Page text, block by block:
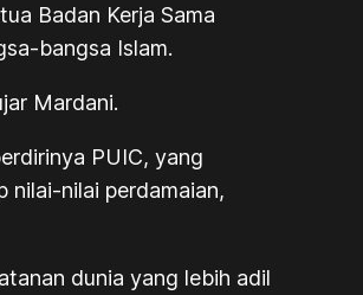
Badan Kerja Sama
bangsa Islam.
Mardani.
PUIC, yang
nilai-nilai perdamaian,
dunia yang lebih adil